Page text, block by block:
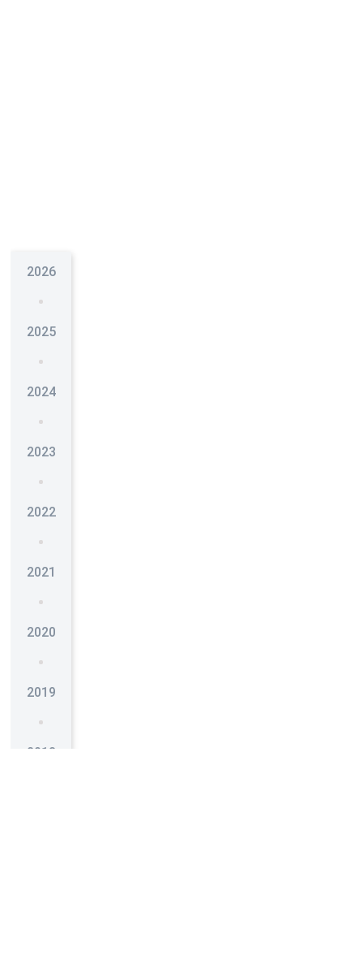
2026
2025
2024
2023
2022
2021
2020
2019
2018